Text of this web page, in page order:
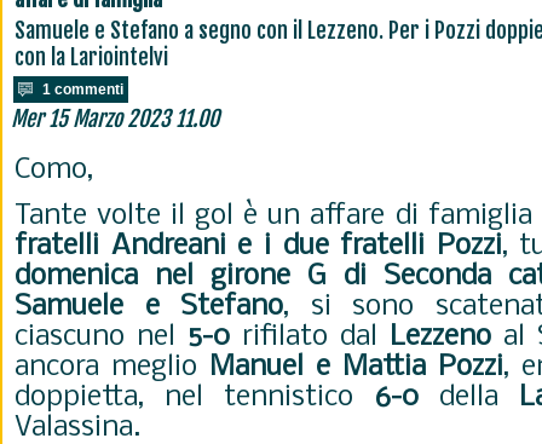
Samuele e Stefano a segno con il Lezzeno. Per i Pozzi
con la Lariointelvi
1 commenti
Mer 15 Marzo 2023 11.00
Como,
Tante volte il gol è un affare di famiglia
fratelli Andreani e i due fratelli Pozzi,
domenica nel girone G di Seconda
Samuele e Stefano, si sono
ciascuno nel 5-0 rifilato dal Lezzeno al
ancora meglio Manuel e Mattia Pozzi,
doppietta, nel tennistico 6-0della
Valassina.